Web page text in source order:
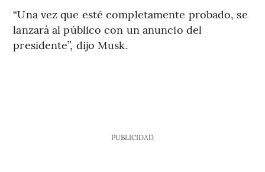
“Una vez que esté completamente probado, se
lanzará al público con un anuncio del
presidente”, dijo Musk.
PUBLICIDAD